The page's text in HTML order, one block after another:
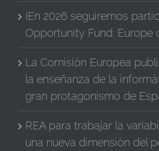
¡En 2026 seguiremos
Opportunity Fund: Europe
La Comisión Europea
la enseñanza de la
gran protagonismo de
REA para trabajar la
una nueva dimensión del